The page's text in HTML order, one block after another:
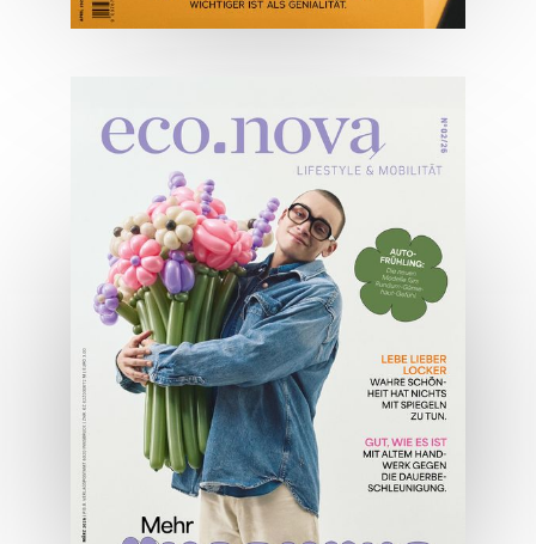
04/2026
Wirtschaftsausgabe April 2026
JETZT BESTELLEN
ONLINE LESEN